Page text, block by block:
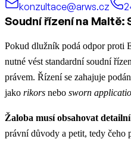
konzultace@arws.cz
Soudní řízení na Maltě:
Pokud dlužník podá odpor proti
nutné vést standardní soudní
právem. Řízení se zahajuje
jako rikors nebo sworn
Žaloba musí obsahovat
právní důvody a petit, tedy čeho